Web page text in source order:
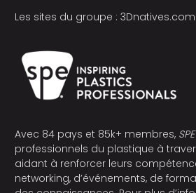
Les sites du groupe : 3Dnatives.com
Avec 84 pays et 85k+ membres, SPE
professionnels du plastique à
aidant à renforcer leurs
networking, d’événements, de